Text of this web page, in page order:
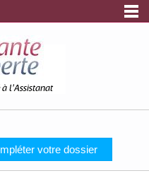
à l'Assistanat
votre dossier